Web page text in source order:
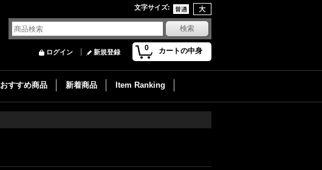
文字サイズ:
0 カートの中身
ログイン 新規登録
おすすめ商品 新着商品 Item Ranking